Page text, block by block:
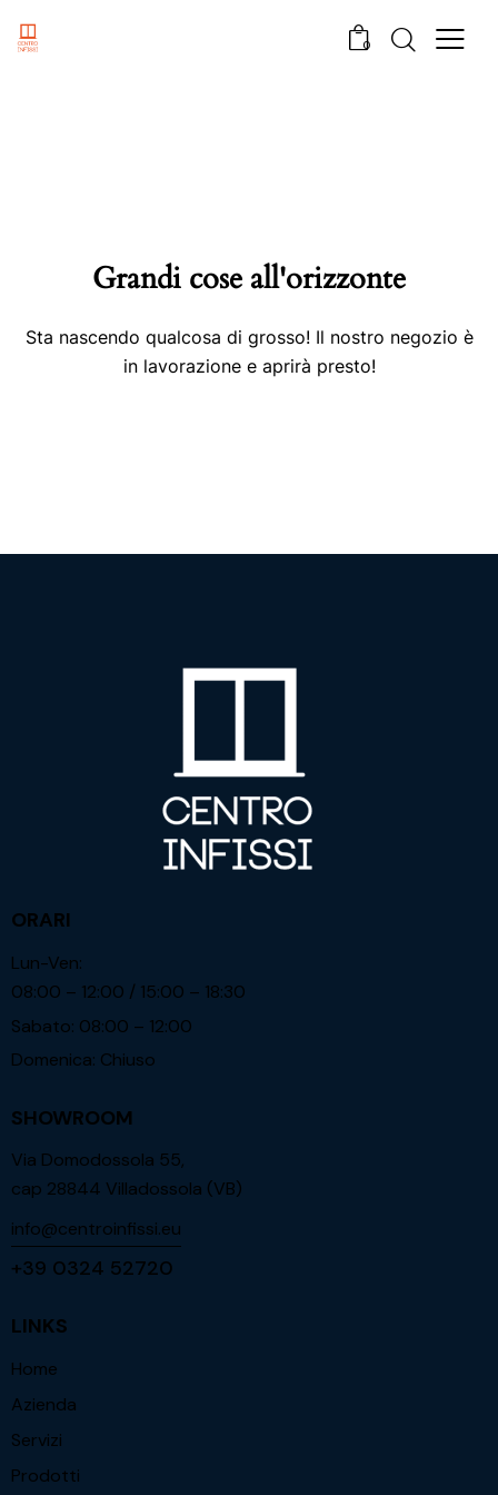
0
Grandi cose all'orizzonte
Sta nascendo qualcosa di grosso! Il nostro negozio è
in lavorazione e aprirà presto!
ORARI
Lun-Ven:
08:00 – 12:00 / 15:00 – 18:30
Sabato: 08:00 – 12:00
Domenica: Chiuso
SHOWROOM
Via Domodossola 55,
cap 28844 Villadossola (VB)
info@centroinfissi.eu
+39 0324 52720
LINKS
Home
Azienda
Servizi
Prodotti